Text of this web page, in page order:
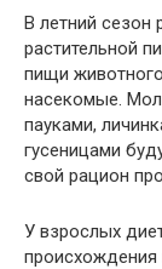
В летний сезон
растительной
пищи
насекомые.
пауками,
гусеницами
свой рацион
У взрослых
происхождения